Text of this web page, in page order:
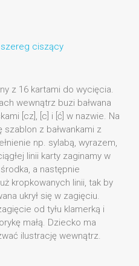
szereg ciszący
z 16 kartami do wycięcia.
wewnątrz buzi bałwana
[cz], [c] i [ć] w nazwie. Na
z bałwankami z
np. sylabą, wyrazem,
linii karty zaginamy w
a następnie
kropkowanych linii, tak by
ukrył się w zagięciu.
od tyłu klamerką i
małą. Dziecko ma
ilustrację wewnątrz.